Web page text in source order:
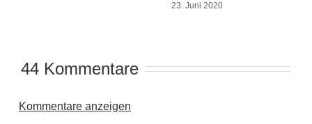
23. Juni 2020
44 Kommentare
Kommentare anzeigen